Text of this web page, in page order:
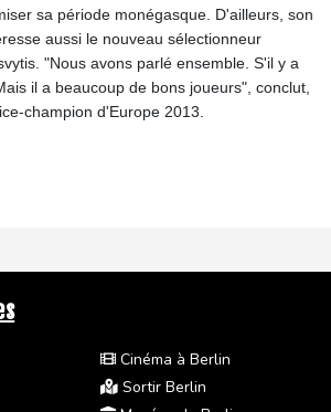
sa période monégasque. D'ailleurs, son
aussi le nouveau sélectionneur
"Nous avons parlé ensemble. S'il y a
il a beaucoup de bons joueurs", conclut,
champion d'Europe 2013.
Cinéma à Berlin
Sortir Berlin